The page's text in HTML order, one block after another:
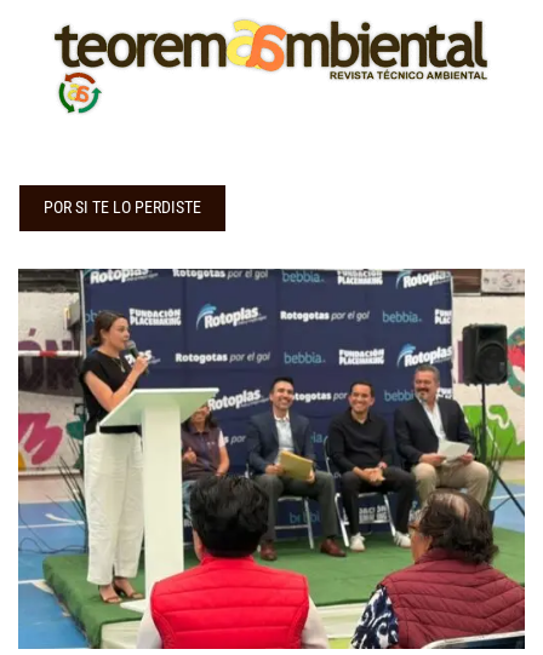
POR SI TE LO PERDISTE